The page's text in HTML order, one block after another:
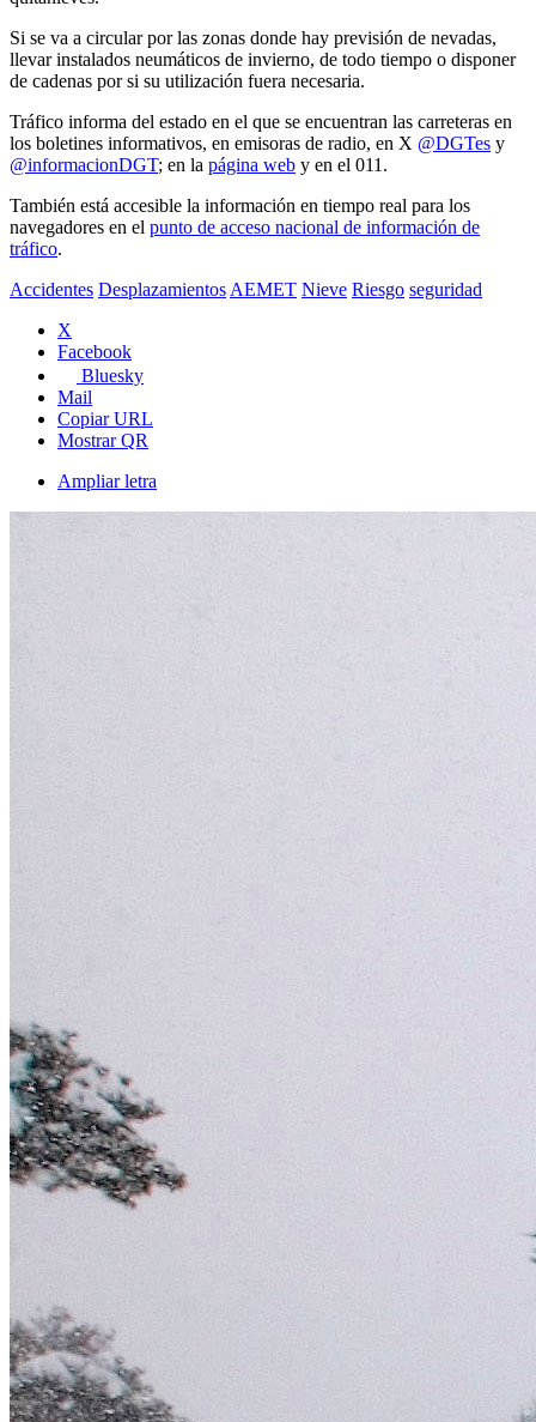
Si se va a circular por las zonas donde hay previsión de nevadas,
llevar instalados neumáticos de invierno, de todo tiempo o disponer
de cadenas por si su utilización fuera necesaria.
Tráfico informa del estado en el que se encuentran las carreteras en
los boletines informativos, en emisoras de radio, en X @DGTes y
@informacionDGT; en la página web y en el 011.
También está accesible la información en tiempo real para los
navegadores en el punto de acceso nacional de información de
tráfico.
Accidentes Desplazamientos AEMET Nieve Riesgo seguridad
X
Facebook
Bluesky
Mail
Copiar URL
Mostrar QR
Ampliar letra